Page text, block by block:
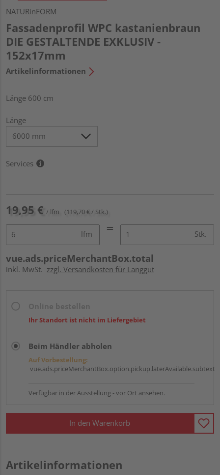
NATURinFORM
Fassadenprofil WPC kastanienbraun
DIE GESTALTENDE EXKLUSIV -
152x17mm
Artikelinformationen
Länge 600 cm
Länge
Services
19,95 € / lfm (119,70 € / Stk.)
lfm Stk.
vue.ads.priceMerchantBox.total
inkl. MwSt. zzgl. Versandkosten für Langgut
Ihr Standort ist nicht im Liefergebiet
Beim Händler abholen
Auf Vorbestellung:
vue.ads.priceMerchantBox.option.pickup.laterAvailable.subtext
Verfügbar in der Ausstellung - vor Ort ansehen.
In den Warenkorb
Artikelinformationen